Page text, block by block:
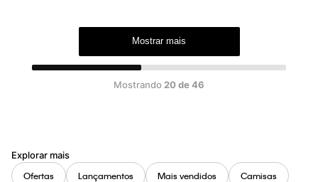
Mostrar mais
Mostrando 20 de 46
Explorar mais
Ofertas
Lançamentos Mais vendidos Camisas